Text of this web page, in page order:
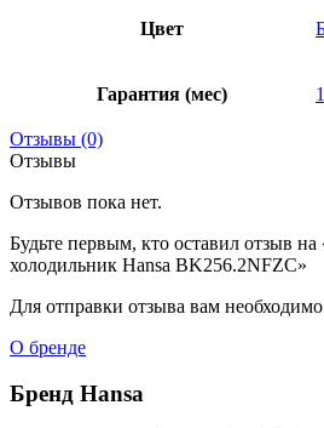
Цвет
Гарантия (мес)
Отзывы (0)
Отзывы
Отзывов пока нет.
Будьте первым, кто оставил отзыв
холодильник Hansa BK256.2NFZC»
Для отправки отзыва вам необходимо
О бренде
Бренд Hansa